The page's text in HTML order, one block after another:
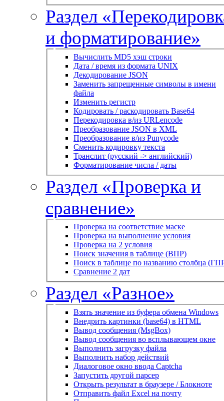
Раздел
и форматирование»
Вычислить MD5 хэш строки
Дата / время из формата UNIX
Декодирование JSON
Заменить запрещенные символы в имени
файла
Изменить регистр
Кодировать / раскодировать Base64
Перекодировка в/из URLencode
Преобразование JSON в XML
Преобразование в/из Punycode
Сменить кодировку текста
Транслит (русский -> английский)
Форматирование числа / даты
Раздел «Проверка и
сравнение»
Проверка на соответствие маске
Проверка на выполнение условия
Проверка на 2 условия
Поиск значения в таблице (ВПР)
Поиск в таблице по названию столбца
Сравнение 2 дат
Раздел «Разное»
Взять значение из буфера обмена Windows
Внедрить картинки (base64) в HTML
Вывод сообщения (MsgBox)
Вывод сообщения во всплывающем окне
Выполнить загрузку файла
Выполнить набор действий
Диалоговое окно ввода Captcha
Запустить другой парсер
Открыть результат в браузере / Блокноте
Отправить файл Excel на почту